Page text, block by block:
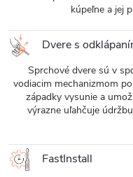
kúpeľne a jej
Dvere s
Sprchové dvere sú v
vodiacim mechanizmom
západky vysunie a
výrazne uľahčuje
FastInstall